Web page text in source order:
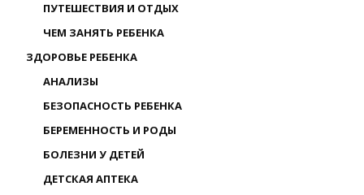
ПУТЕШЕСТВИЯ И ОТДЫХ
ЧЕМ ЗАНЯТЬ РЕБЕНКА
ЗДОРОВЬЕ РЕБЕНКА
АНАЛИЗЫ
БЕЗОПАСНОСТЬ РЕБЕНКА
БЕРЕМЕННОСТЬ И РОДЫ
БОЛЕЗНИ У ДЕТЕЙ
ДЕТСКАЯ АПТЕКА